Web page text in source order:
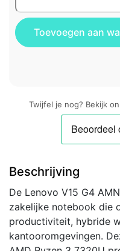
Twijfel je nog? Bekijk
Beschrijving
De Lenovo V15 G4
zakelijke notebook die
productiviteit, hybride
kantooromgevingen.